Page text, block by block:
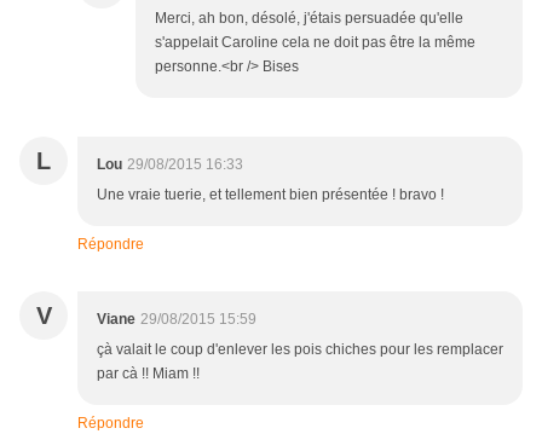
Merci, ah bon, désolé, j'étais persuadée qu'elle
s'appelait Caroline cela ne doit pas être la même
personne.<br /> Bises
L Lou 29/08/2015 16:33
Une vraie tuerie, et tellement bien présentée ! bravo !
Répondre
V Viane 29/08/2015 15:59
çà valait le coup d'enlever les pois chiches pour les remplacer
par cà !! Miam !!
Répondre